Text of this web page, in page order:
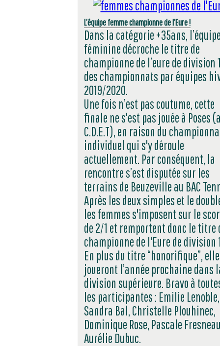
L’équipe femme championne de l’Eure !
Dans la catégorie +35ans,
féminine décroche le titre de
championne de l’eure de division
des championnats par équipes
2019/2020.
Une fois n’est pas coutume, cette
finale ne s'est pas jouée à Poses
C.D.E.T), en raison du
individuel qui s'y déroule
actuellement. Par conséquent, la
rencontre s’est disputée sur les
terrains de Beuzeville au BAC
Après les deux simples et le
les femmes s'imposent sur le
de 2/1 et remportent donc le titre
championne de l'Eure de division
En plus du titre “honorifique”,
joueront l’année prochaine dans
division supérieure. Bravo à
les participantes : Emilie Lenoble,
Sandra Bal, Christelle Plouhinec,
Dominique Rose, Pascale
Aurélie Dubuc.